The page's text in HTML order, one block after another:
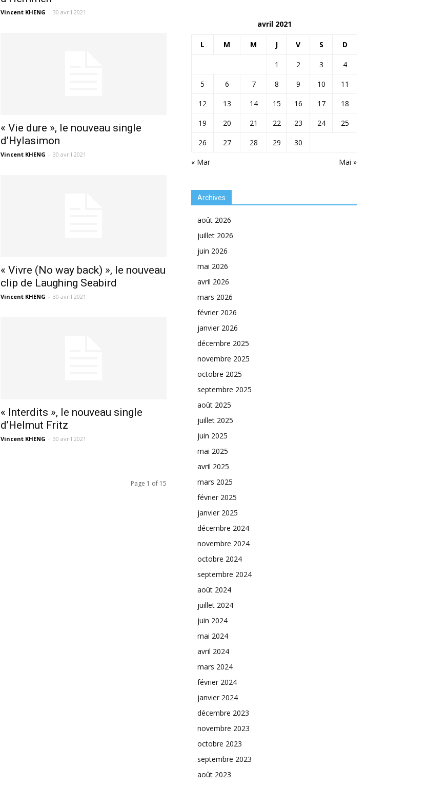
Vincent KHENG - 30 avril 2021
« Vie dure », le nouveau single
d’Hylasimon
Vincent KHENG - 30 avril 2021
« Vivre (No way back) », le nouveau
clip de Laughing Seabird
Vincent KHENG - 30 avril 2021
« Interdits », le nouveau single
d’Helmut Fritz
Vincent KHENG - 30 avril 2021
Page 1 of 15
avril 2021
L M M J V S D
« Mar Mai »
1 2 3
4
5
6 7 8 9 10
11
12
13 14 15 16 17
18
19
20 21 22 23 24
25
26
27 28 29 30
Archives
août 2026
juillet 2026
juin 2026
mai 2026
avril 2026
mars 2026
février 2026
janvier 2026
décembre 2025
novembre 2025
octobre 2025
septembre 2025
août 2025
juillet 2025
juin 2025
mai 2025
avril 2025
mars 2025
février 2025
janvier 2025
décembre 2024
novembre 2024
octobre 2024
septembre 2024
août 2024
juillet 2024
juin 2024
mai 2024
avril 2024
mars 2024
février 2024
janvier 2024
décembre 2023
novembre 2023
octobre 2023
septembre 2023
août 2023